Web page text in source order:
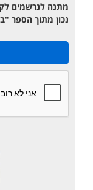
מתנה לנרשמים
נכון מתוך הספר